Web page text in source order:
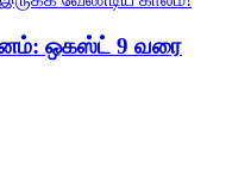
ஒகஸ்ட் 9 வரை